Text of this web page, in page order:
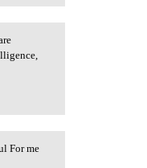
For me